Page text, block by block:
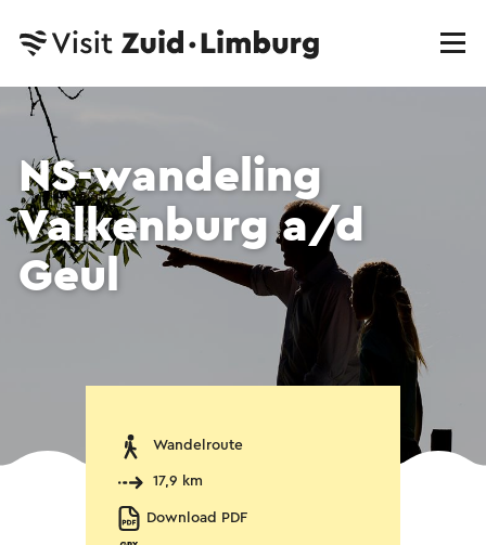
NS-wandeling
Valkenburg a/d
Geul
Wandelroute
17,9 km
Download PDF